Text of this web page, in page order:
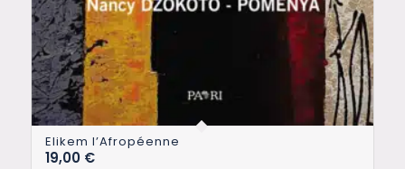
Elikem l’Afropéenne
19,00 €